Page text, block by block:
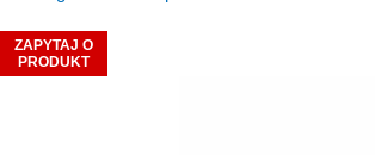
ZAPYTAJ O
PRODUKT